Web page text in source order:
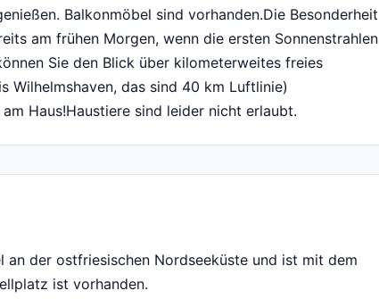
Balkonmöbel sind vorhanden.Die Besonderheit
am frühen Morgen, wenn die ersten Sonnenstrahlen
Sie den Blick über kilometerweites freies
Wilhelmshaven, das sind 40 km Luftlinie)
Haus!Haustiere sind leider nicht erlaubt.
der ostfriesischen Nordseeküste und ist mit dem
ist vorhanden.